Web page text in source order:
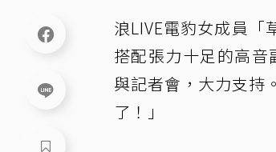
浪LIVE電豹女成員「
搭配張力十足的高
與記者會，大力支持
了！」